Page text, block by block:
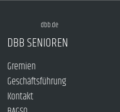
dbb.de
DBB SENIOREN
Gremien
Geschäftsführung
Kontakt